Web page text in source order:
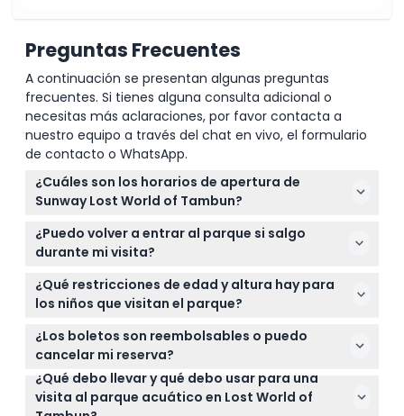
Preguntas Frecuentes
A continuación se presentan algunas preguntas
frecuentes. Si tienes alguna consulta adicional o
necesitas más aclaraciones, por favor contacta a
nuestro equipo a través del chat en vivo, el formulario
de contacto o WhatsApp.
¿Cuáles son los horarios de apertura de
Sunway Lost World of Tambun?
El parque está abierto de miércoles a lunes de 11:00
AM a 11:00 PM, y los fines de semana, días festivos y
cerrado los martes, excepto durante las
vacaciones escolares y festivas de Malasia (sujeto
reserva).
¿Puedo volver a entrar al parque si salgo
durante mi visita?
No, una vez que salga de Sunway Lost World of
Tambun, no se permite la reentrada, así que
planifique su visita en consecuencia.
¿Qué restricciones de edad y altura hay para
los niños que visitan el parque?
Los niños de 0 a 12 años con una altura de 90 cm o
más requieren un boleto infantil, mientras que los
¿Los boletos son reembolsables o puedo
cancelar mi reserva?
Los boletos no son reembolsables ni pueden
cancelarse, así que asegúrese de reservar para la
¿Qué debo llevar y qué debo usar para una
visita al parque acuático en Lost World of